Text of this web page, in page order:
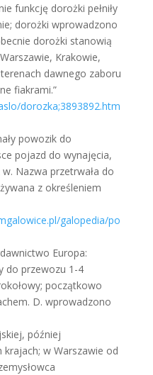
funkcję dorożki pełniły
dorożki wprowadzono
dorożki stanowią
Krakowie,
dawnego zaboru
fiakrami.”
dorozka;3893892.htm
powozik do
pojazd do wynajęcia,
Nazwa przetrwała do
z określeniem
galopedia/po
Europa:
do przewozu 1-4
początkowo
D. wprowadzono
później
krajach; w Warszawie od